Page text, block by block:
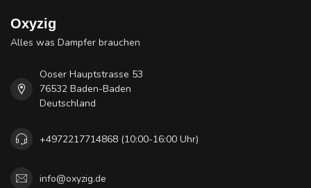
Oxyzig
Alles was Dampfer brauchen
Ooser Hauptstrasse 53
76532 Baden-Baden
Deutschland
+4972217714868 (10:00-16:00 Uhr)
info@oxyzig.de